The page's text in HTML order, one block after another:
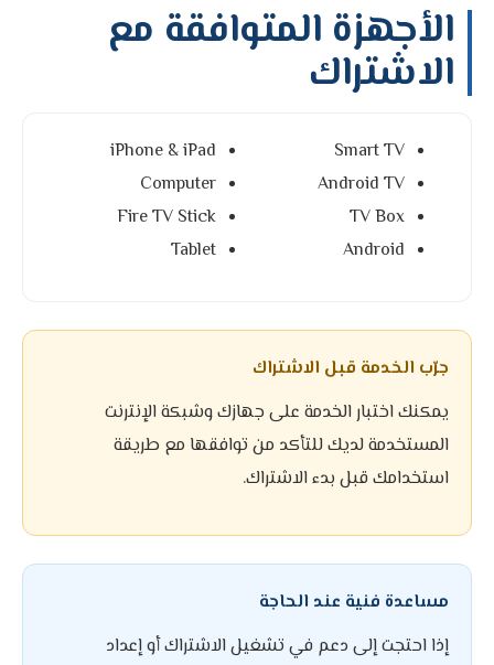
الأجهزة المتوافقة مع
الاشتراك
Smart TV
Android TV
TV Box
Android
iPhone & iPad
Computer
Fire TV Stick
Tablet
جرّب الخدمة قبل الاشتراك
يمكنك اختبار الخدمة على جهازك وشبكة الإنترنت
المستخدمة لديك للتأكد من توافقها مع طريقة
استخدامك قبل بدء الاشتراك.
مساعدة فنية عند الحاجة
إذا احتجت إلى دعم في تشغيل الاشتراك أو إعداد